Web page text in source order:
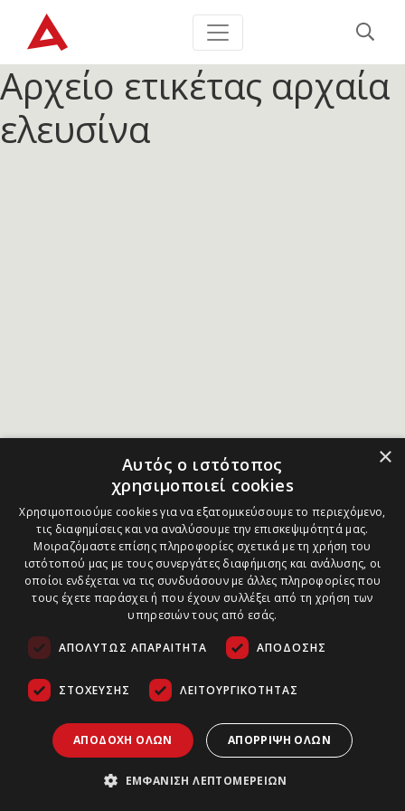
Αρχείο ετικέτας αρχαία
ελευσίνα
×
Αυτός ο ιστότοπος
χρησιμοποιεί cookies
Χρησιμοποιούμε cookies για να εξατομικεύσουμε το περιεχόμενο,
τις διαφημίσεις και να αναλύσουμε την επισκεψιμότητά μας.
Μοιραζόμαστε επίσης πληροφορίες σχετικά με τη χρήση του
ιστότοπού μας με τους συνεργάτες διαφήμισης και ανάλυσης, οι
οποίοι ενδέχεται να τις συνδυάσουν με άλλες πληροφορίες που
τους έχετε παράσχει ή που έχουν συλλέξει από τη χρήση των
υπηρεσιών τους από εσάς.
ΑΠΟΛΎΤΩΣ ΑΠΑΡΑΊΤΗΤΑ ΑΠΌΔΟΣΗΣ
ΣΤΌΧΕΥΣΗΣ ΛΕΙΤΟΥΡΓΙΚΌΤΗΤΑΣ
ΑΠΟΔΟΧΉ ΌΛΩΝ ΑΠΌΡΡΙΨΗ ΌΛΩΝ
ΕΜΦΆΝΙΣΗ ΛΕΠΤΟΜΕΡΕΙΏΝ